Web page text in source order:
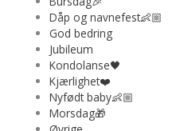
Dåp og navnefest👶🏼
God bedring
Jubileum
Kondolanse🖤
Kjærlighet❤️
Nyfødt baby👶🏼
Morsdag🎁